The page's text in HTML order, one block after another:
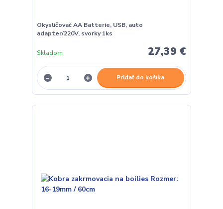
Okysličovač AA Batterie, USB, auto
adapter/220V, svorky 1ks
27,39 €
Skladom
Pridať do košíka